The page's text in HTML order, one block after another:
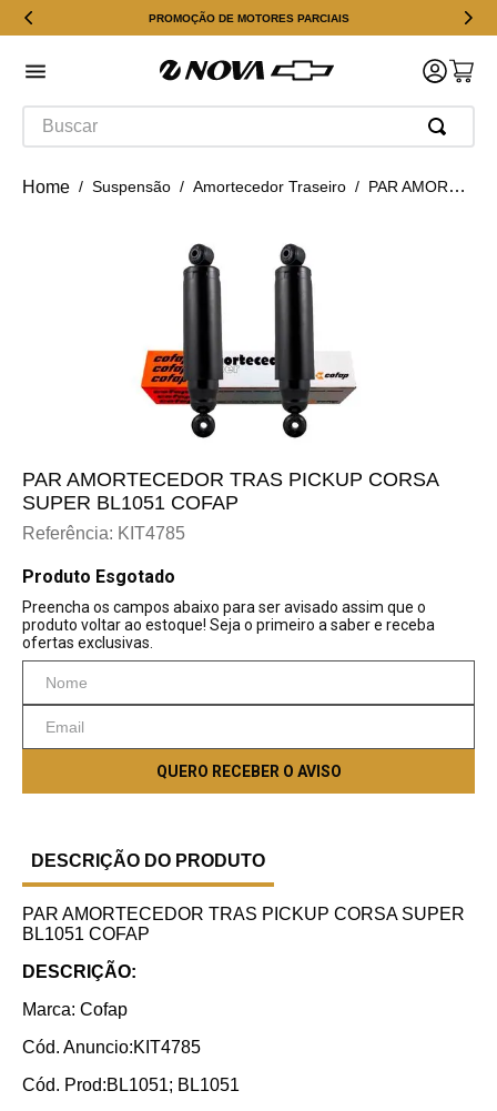
PROMOÇÃO DE MOTORES PARCIAIS
Buscar
Suspensão Amortecedor Traseiro PAR AMORTECEDOR TRAS PICKUP CORSA SUPER BL1051 COFAP
PAR AMORTECEDOR TRAS PICKUP CORSA
SUPER BL1051 COFAP
Referência: KIT4785
DESCRIÇÃO DO PRODUTO
PAR AMORTECEDOR TRAS PICKUP CORSA SUPER
BL1051 COFAP
DESCRIÇÃO:
Marca: Cofap
Cód. Anuncio:KIT4785
Cód. Prod:BL1051; BL1051